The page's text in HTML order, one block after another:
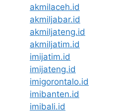
akmilaceh.id
akmiljabar.id
akmiljateng.id
akmiljatim.id
imijatim.id
imijateng.id
imigorontalo.id
imibanten.id
imibali.id